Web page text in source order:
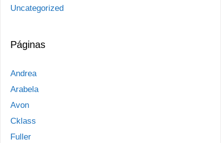
Uncategorized
Páginas
Andrea
Arabela
Avon
Cklass
Fuller